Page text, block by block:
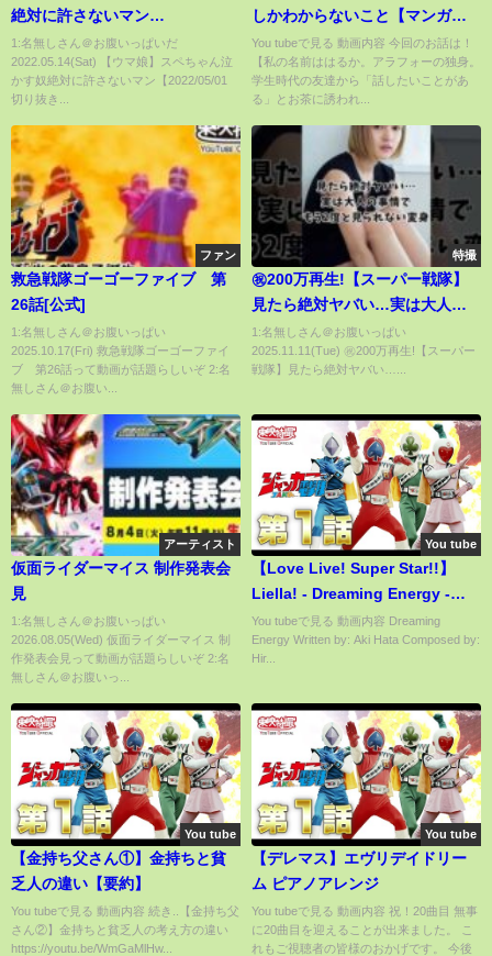
絶対に許さないマン
【2022/05/01 切り抜き】
1:名無しさん＠お腹いっぱいだ
2022.05.14(Sat) 【ウマ娘】スペちゃん泣
かす奴絶対に許さないマン【2022/05/01
切り抜き...
しかわからないこと【マンガ動
画】
You tubeで見る 動画内容 今回のお話は！
【私の名前ははるか。アラフォーの独身。
学生時代の友達から「話したいことがあ
る」とお茶に誘われ...
ファン
救急戦隊ゴーゴーファイブ 第
26話[公式]
1:名無しさん＠お腹いっぱい
2025.10.17(Fri) 救急戦隊ゴーゴーファイ
ブ 第26話って動画が話題らしいぞ 2:名
無しさん＠お腹い...
特撮
㊗️200万再生!【スーパー戦隊】
見たら絶対ヤバい…実は大人の
事情でもう2度と見られない変身
【キラメイグリーン】#キラメイ
ジャー#戦隊#特撮
1:名無しさん＠お腹いっぱい
2025.11.11(Tue) ㊗️200万再生!【スーパー
戦隊】見たら絶対ヤバい…...
アーティスト
仮面ライダーマイス 制作発表会
見
1:名無しさん＠お腹いっぱい
2026.08.05(Wed) 仮面ライダーマイス 制
作発表会見って動画が話題らしいぞ 2:名
無しさん＠お腹いっ...
You tube
【Love Live! Super Star!!】
Liella! - Dreaming Energy -
Line Distribution
You tubeで見る 動画内容 Dreaming
Energy Written by: Aki Hata Composed by:
Hir...
You tube
【金持ち父さん①】金持ちと貧
乏人の違い【要約】
You tubeで見る 動画内容 続き..【金持ち父
さん②】金持ちと貧乏人の考え方の違い
https://youtu.be/WmGaMlHw...
You tube
【デレマス】エヴリデイドリー
ム ピアノアレンジ
You tubeで見る 動画内容 祝！20曲目 無事
に20曲目を迎えることが出来ました。 こ
れもご視聴者の皆様のおかげです。 今後